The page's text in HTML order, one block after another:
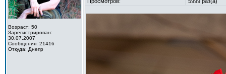
Возраст: 50
Зарегистрирован:
30.07.2007
Сообщения: 21416
Откуда: Днепр